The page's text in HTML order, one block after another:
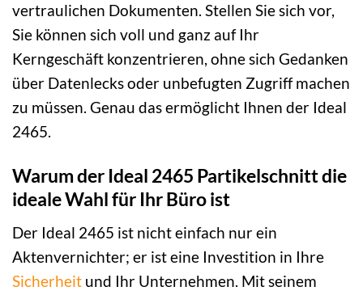
vertraulichen Dokumenten. Stellen Sie sich vor,
Sie können sich voll und ganz auf Ihr
Kerngeschäft konzentrieren, ohne sich Gedanken
über Datenlecks oder unbefugten Zugriff machen
zu müssen. Genau das ermöglicht Ihnen der Ideal
2465.
Warum der Ideal 2465 Partikelschnitt die
ideale Wahl für Ihr Büro ist
Der Ideal 2465 ist nicht einfach nur ein
Aktenvernichter; er ist eine Investition in Ihre
Sicherheit und Ihr Unternehmen. Mit seinem